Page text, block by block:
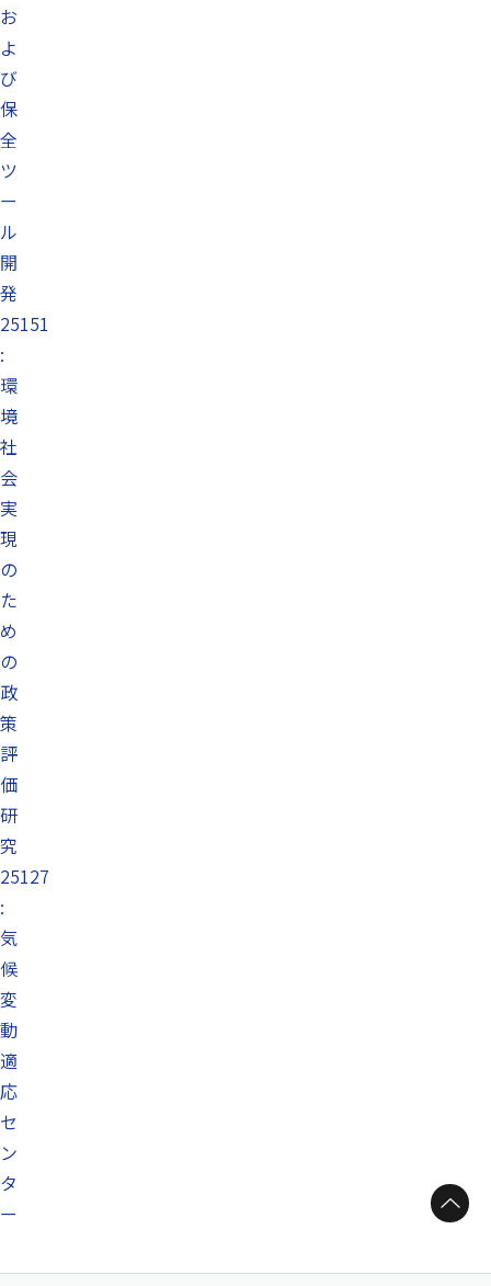
お
よ
び
保
全
ツ
ー
ル
開
発
25151
:
環
境
社
会
実
現
の
た
め
の
政
策
評
価
研
究
25127
:
気
候
変
動
適
応
セ
ン
タ
ー
ページトップへ